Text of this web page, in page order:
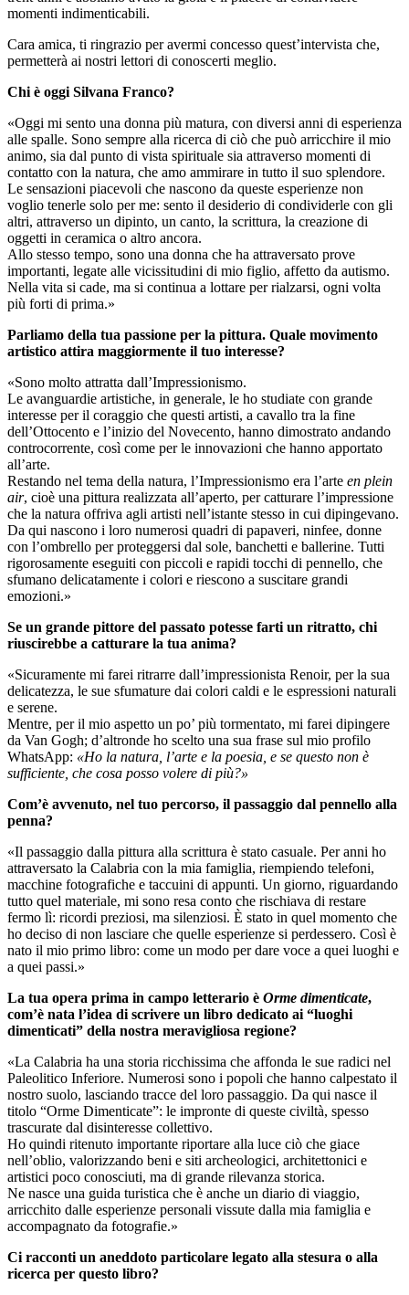
momenti indimenticabili.
Cara amica, ti ringrazio per avermi concesso quest’intervista che,
permetterà ai nostri lettori di conoscerti meglio.
Chi è oggi Silvana Franco?
«Oggi mi sento una donna più matura, con diversi anni di esperienza
alle spalle. Sono sempre alla ricerca di ciò che può arricchire il mio
animo, sia dal punto di vista spirituale sia attraverso momenti di
contatto con la natura, che amo ammirare in tutto il suo splendore.
Le sensazioni piacevoli che nascono da queste esperienze non
voglio tenerle solo per me: sento il desiderio di condividerle con gli
altri, attraverso un dipinto, un canto, la scrittura, la creazione di
oggetti in ceramica o altro ancora.
Allo stesso tempo, sono una donna che ha attraversato prove
importanti, legate alle vicissitudini di mio figlio, affetto da autismo.
Nella vita si cade, ma si continua a lottare per rialzarsi, ogni volta
più forti di prima.»
Parliamo della tua passione per la pittura. Quale movimento
artistico attira maggiormente il tuo interesse?
«Sono molto attratta dall’Impressionismo.
Le avanguardie artistiche, in generale, le ho studiate con grande
interesse per il coraggio che questi artisti, a cavallo tra la fine
dell’Ottocento e l’inizio del Novecento, hanno dimostrato andando
controcorrente, così come per le innovazioni che hanno apportato
all’arte.
Restando nel tema della natura, l’Impressionismo era l’arte en plein
air, cioè una pittura realizzata all’aperto, per catturare l’impressione
che la natura offriva agli artisti nell’istante stesso in cui dipingevano.
Da qui nascono i loro numerosi quadri di papaveri, ninfee, donne
con l’ombrello per proteggersi dal sole, banchetti e ballerine. Tutti
rigorosamente eseguiti con piccoli e rapidi tocchi di pennello, che
sfumano delicatamente i colori e riescono a suscitare grandi
emozioni.»
Se un grande pittore del passato potesse farti un ritratto, chi
riuscirebbe a catturare la tua anima?
«Sicuramente mi farei ritrarre dall’impressionista Renoir, per la sua
delicatezza, le sue sfumature dai colori caldi e le espressioni naturali
e serene.
Mentre, per il mio aspetto un po’ più tormentato, mi farei dipingere
da Van Gogh; d’altronde ho scelto una sua frase sul mio profilo
WhatsApp: «Ho la natura, l’arte e la poesia, e se questo non è
sufficiente, che cosa posso volere di più?»
Com’è avvenuto, nel tuo percorso, il passaggio dal pennello alla
penna?
«Il passaggio dalla pittura alla scrittura è stato casuale. Per anni ho
attraversato la Calabria con la mia famiglia, riempiendo telefoni,
macchine fotografiche e taccuini di appunti. Un giorno, riguardando
tutto quel materiale, mi sono resa conto che rischiava di restare
fermo lì: ricordi preziosi, ma silenziosi. È stato in quel momento che
ho deciso di non lasciare che quelle esperienze si perdessero. Così è
nato il mio primo libro: come un modo per dare voce a quei luoghi e
a quei passi.»
La tua opera prima in campo letterario è Orme dimenticate,
com’è nata l’idea di scrivere un libro dedicato ai “luoghi
dimenticati” della nostra meravigliosa regione?
«La Calabria ha una storia ricchissima che affonda le sue radici nel
Paleolitico Inferiore. Numerosi sono i popoli che hanno calpestato il
nostro suolo, lasciando tracce del loro passaggio. Da qui nasce il
titolo “Orme Dimenticate”: le impronte di queste civiltà, spesso
trascurate dal disinteresse collettivo.
Ho quindi ritenuto importante riportare alla luce ciò che giace
nell’oblio, valorizzando beni e siti archeologici, architettonici e
artistici poco conosciuti, ma di grande rilevanza storica.
Ne nasce una guida turistica che è anche un diario di viaggio,
arricchito dalle esperienze personali vissute dalla mia famiglia e
accompagnato da fotografie.»
Ci racconti un aneddoto particolare legato alla stesura o alla
ricerca per questo libro?